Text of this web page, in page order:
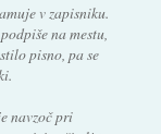
v zapisniku.
na mestu,
pisno, pa se
navzoč pri